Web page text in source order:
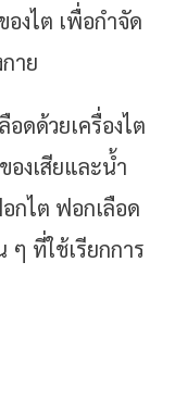
งไต เพื่อกำจัด
าย
ดด้วยเครื่องไต
องเสียและน้ำ
กไต ฟอกเลือด
ๆ ที่ใช้เรียกการ